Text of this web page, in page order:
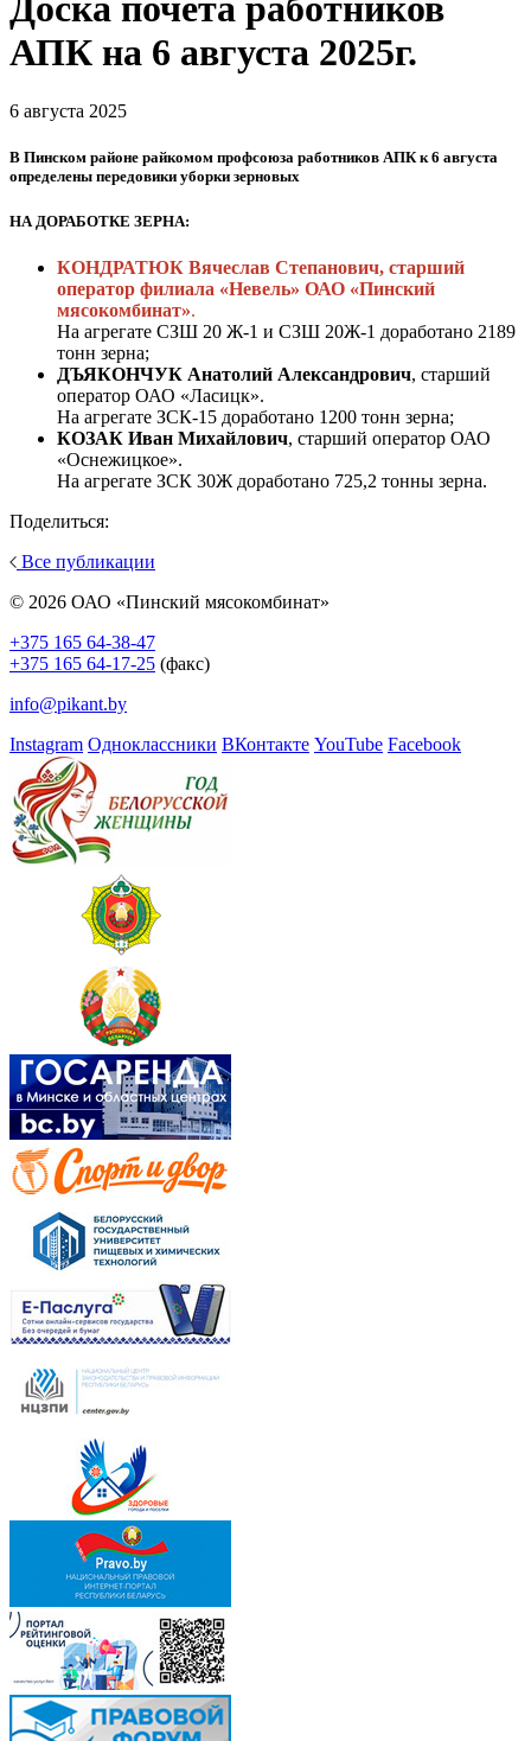
АПК на 6 августа 2025г.
6 августа 2025
В Пинском районе райкомом профсоюза работников АПК к 6 августа
определены передовики уборки зерновых
НА ДОРАБОТКЕ ЗЕРНА:
КОНДРАТЮК Вячеслав Степанович, старший
оператор филиала «Невель» ОАО «Пинский
мясокомбинат».
На агрегате СЗШ 20 Ж-1 и СЗШ 20Ж-1 доработано 2189
тонн зерна;
ДЪЯКОНЧУК Анатолий Александрович, старший
оператор ОАО «Ласицк».
На агрегате ЗСК-15 доработано 1200 тонн зерна;
КОЗАК Иван Михайлович, старший оператор ОАО
«Оснежицкое».
На агрегате ЗСК 30Ж доработано 725,2 тонны зерна.
Поделиться:
Все публикации
© 2026 ОАО «Пинский мясокомбинат»
+375 165 64-38-47
+375 165 64-17-25 (факс)
info@pikant.by
Instagram Одноклассники ВКонтакте YouTube Facebook